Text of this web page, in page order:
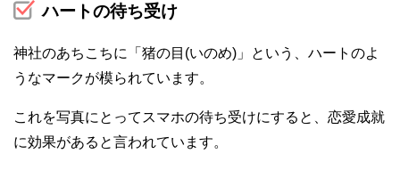
ハートの待ち受け
神社のあちこちに「猪の目(いのめ)」という、ハートのよ
うなマークが模られています。
これを写真にとってスマホの待ち受けにすると、恋愛成就
に効果があると言われています。